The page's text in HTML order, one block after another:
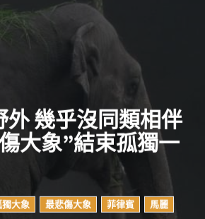
外 幾乎沒同類相伴
大象”結束孤獨一
獨大象 最悲傷大象 菲律賓 馬麗